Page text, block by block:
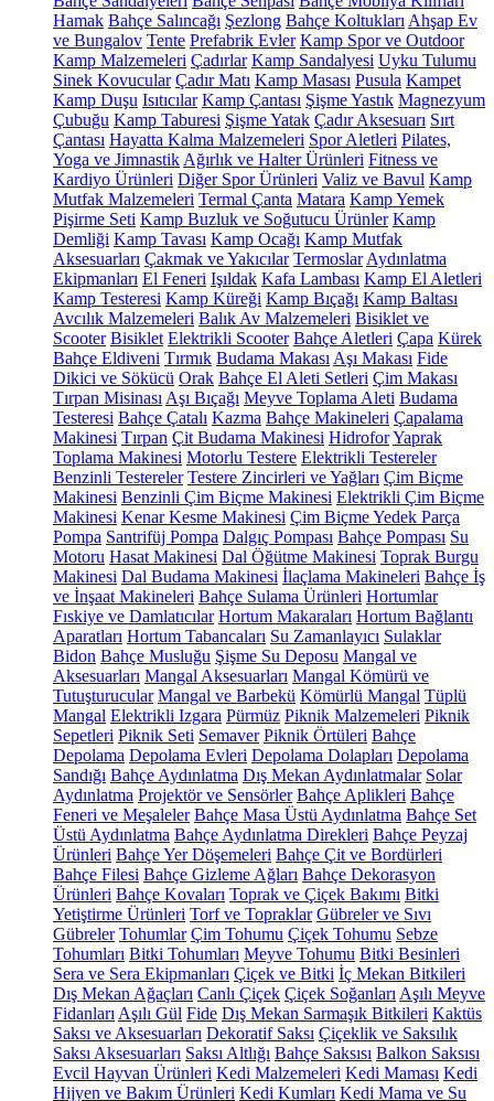
Hamak Bahçe Salıncağı Şezlong Bahçe Koltukları Ahşap Ev
ve Bungalov Tente Prefabrik Evler Kamp Spor ve Outdoor
Kamp Malzemeleri Çadırlar Kamp Sandalyesi Uyku Tulumu
Sinek Kovucular Çadır Matı Kamp Masası Pusula Kampet
Kamp Duşu Isıtıcılar Kamp Çantası Şişme Yastık Magnezyum
Çubuğu Kamp Taburesi Şişme Yatak Çadır Aksesuarı Sırt
Çantası Hayatta Kalma Malzemeleri Spor Aletleri Pilates,
Yoga ve Jimnastik Ağırlık ve Halter Ürünleri Fitness ve
Kardiyo Ürünleri Diğer Spor Ürünleri Valiz ve Bavul Kamp
Mutfak Malzemeleri Termal Çanta Matara Kamp Yemek
Pişirme Seti Kamp Buzluk ve Soğutucu Ürünler Kamp
Demliği Kamp Tavası Kamp Ocağı Kamp Mutfak
Aksesuarları Çakmak ve Yakıcılar Termoslar Aydınlatma
Ekipmanları El Feneri Işıldak Kafa Lambası Kamp El Aletleri
Kamp Testeresi Kamp Küreği Kamp Bıçağı Kamp Baltası
Avcılık Malzemeleri Balık Av Malzemeleri Bisiklet ve
Scooter Bisiklet Elektrikli Scooter Bahçe Aletleri Çapa Kürek
Bahçe Eldiveni Tırmık Budama Makası Aşı Makası Fide
Dikici ve Sökücü Orak Bahçe El Aleti Setleri Çim Makası
Tırpan Misinası Aşı Bıçağı Meyve Toplama Aleti Budama
Testeresi Bahçe Çatalı Kazma Bahçe Makineleri Çapalama
Makinesi Tırpan Çit Budama Makinesi HidroforYaprak
Toplama Makinesi Motorlu Testere Elektrikli Testereler
Benzinli Testereler Testere Zincirleri ve Yağları Çim Biçme
Makinesi Benzinli Çim Biçme Makinesi Elektrikli Çim Biçme
Makinesi Kenar Kesme Makinesi Çim Biçme Yedek Parça
Pompa Santrifüj Pompa Dalgıç Pompası Bahçe Pompası Su
Motoru Hasat Makinesi Dal Öğütme Makinesi Toprak Burgu
Makinesi Dal Budama Makinesi İlaçlama Makineleri Bahçe İş
ve İnşaat Makineleri Bahçe Sulama Ürünleri Hortumlar
Fıskiye ve Damlatıcılar Hortum Makaraları Hortum Bağlantı
Aparatları Hortum Tabancaları Su Zamanlayıcı Sulaklar
Bidon Bahçe Musluğu Şişme Su Deposu Mangal ve
Aksesuarları Mangal Aksesuarları Mangal Kömürü ve
Tutuşturucular Mangal ve Barbekü Kömürlü Mangal Tüplü
Mangal Elektrikli Izgara Pürmüz Piknik Malzemeleri Piknik
Sepetleri Piknik Seti Semaver Piknik Örtüleri Bahçe
Depolama Depolama Evleri Depolama Dolapları Depolama
Sandığı Bahçe Aydınlatma Dış Mekan Aydınlatmalar Solar
Aydınlatma Projektör ve Sensörler Bahçe Aplikleri Bahçe
Feneri ve Meşaleler Bahçe Masa Üstü Aydınlatma Bahçe Set
Üstü Aydınlatma Bahçe Aydınlatma Direkleri Bahçe Peyzaj
Ürünleri Bahçe Yer Döşemeleri Bahçe Çit ve Bordürleri
Bahçe Filesi Bahçe Gizleme Ağları Bahçe Dekorasyon
Ürünleri Bahçe Kovaları Toprak ve Çiçek Bakımı Bitki
Yetiştirme Ürünleri Torf ve Topraklar Gübreler ve Sıvı
Gübreler Tohumlar Çim Tohumu Çiçek Tohumu Sebze
Tohumları Bitki Tohumları Meyve Tohumu Bitki Besinleri
Sera ve Sera Ekipmanları Çiçek ve Bitki İç Mekan Bitkileri
Dış Mekan Ağaçları Canlı Çiçek Çiçek Soğanları Aşılı Meyve
Fidanları Aşılı Gül Fide Dış Mekan Sarmaşık Bitkileri Kaktüs
Saksı ve Aksesuarları Dekoratif Saksı Çiçeklik ve Saksılık
Saksı Aksesuarları Saksı Altlığı Bahçe Saksısı Balkon Saksısı
Evcil Hayvan Ürünleri Kedi Malzemeleri Kedi Maması Kedi
Hijyen ve Bakım Ürünleri Kedi Kumları Kedi Mama ve Su